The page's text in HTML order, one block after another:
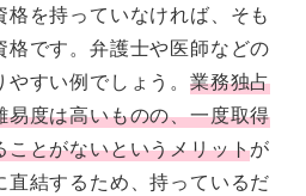
を持っていなければ、そも
です。弁護士や医師などの
すい例でしょう。 業務独占
度は高いものの、一度取得
とがないというメリットが
結するため、持っているだ